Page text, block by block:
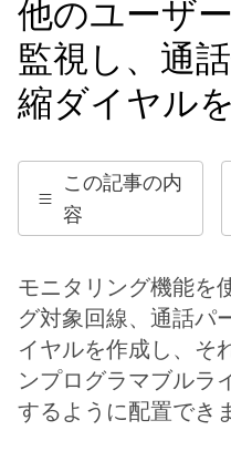
他のユーザ
監視し、通
縮ダイヤル
この記事の内
容
モニタリング機能を
グ対象回線、通話パ
イヤルを作成し、そ
ンプログラマブルラ
するように配置でき